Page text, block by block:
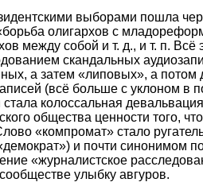
выборами пошла
олигархов с
между собой и т. д., и т. п. Всё
скандальных
а затем «липовых», а потом
(всё больше с уклоном в
стала колоссальная
общества ценности того,
«компромат» стало
и почти синонимом
«журналистское
улыбку авгуров.